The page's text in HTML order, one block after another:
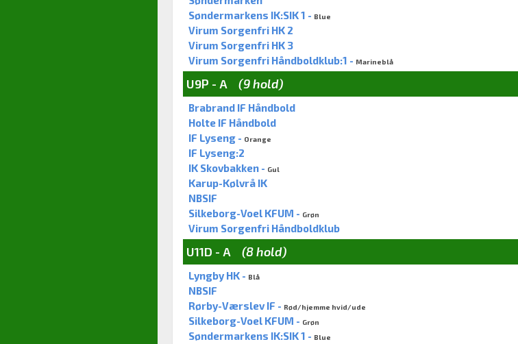
Søndermarkens IK:SIK 1 - Blue
Virum Sorgenfri HK 2
Virum Sorgenfri HK 3
Virum Sorgenfri Håndboldklub:1 - Marineblå
U9P - A (9 hold)
Brabrand IF Håndbold
Holte IF Håndbold
IF Lyseng - Orange
IF Lyseng:2
IK Skovbakken - Gul
Karup-Kølvrå IK
NBSIF
Silkeborg-Voel KFUM - Grøn
Virum Sorgenfri Håndboldklub
U11D - A (8 hold)
Lyngby HK - Blå
NBSIF
Rørby-Værslev IF - Rød/hjemme hvid/ude
Silkeborg-Voel KFUM - Grøn
Søndermarkens IK:SIK 1 - Blue